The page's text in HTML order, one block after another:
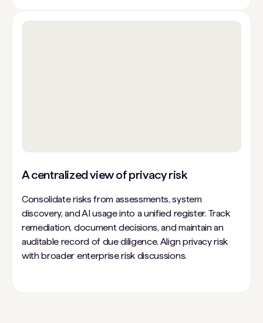
A centralized view of privacy risk
Consolidate risks from assessments, system
discovery, and AI usage into a unified register. Track
remediation, document decisions, and maintain an
auditable record of due diligence. Align privacy risk
with broader enterprise risk discussions.